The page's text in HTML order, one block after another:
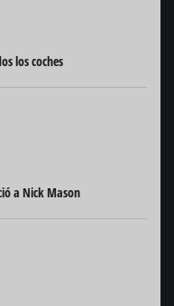
los coches
a Nick Mason